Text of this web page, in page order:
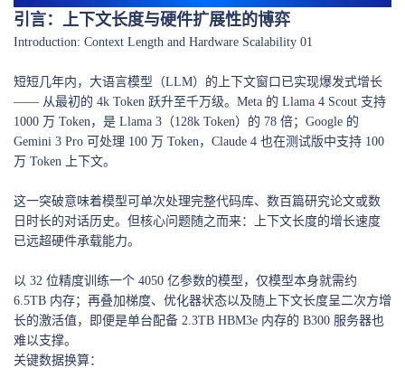
引言：上下文长度与硬件扩展性的博弈
Introduction: Context Length and Hardware Scalability 01
短短几年内，大语言模型（LLM）的上下文窗口已实现爆发式增长
—— 从最初的 4k Token 跃升至千万级。Meta 的 Llama 4 Scout 支持
1000 万 Token，是 Llama 3（128k Token）的 78 倍；Google 的
Gemini 3 Pro 可处理 100 万 Token，Claude 4 也在测试版中支持 100
万 Token 上下文。
这一突破意味着模型可单次处理完整代码库、数百篇研究论文或数
日时长的对话历史。但核心问题随之而来：上下文长度的增长速度
已远超硬件承载能力。
以 32 位精度训练一个 4050 亿参数的模型，仅模型本身就需约
6.5TB 内存；再叠加梯度、优化器状态以及随上下文长度呈二次方增
长的激活值，即便是单台配备 2.3TB HBM3e 内存的 B300 服务器也
难以支撑。
关键数据换算：